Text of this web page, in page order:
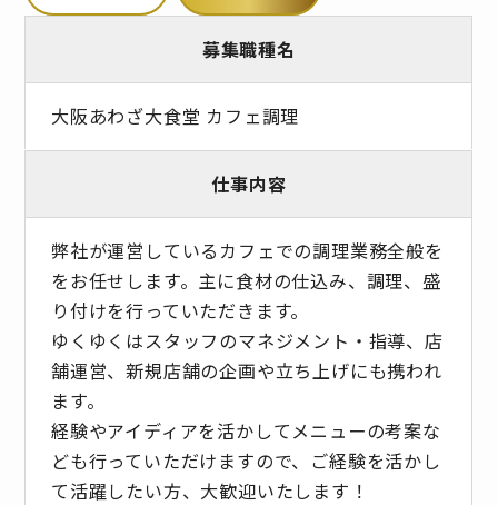
募集職種名
大阪あわざ大食堂 カフェ調理
仕事内容
弊社が運営しているカフェでの調理業務全般を
をお任せします。主に食材の仕込み、調理、盛
り付けを行っていただきます。
ゆくゆくはスタッフのマネジメント・指導、店
舗運営、新規店舗の企画や立ち上げにも携われ
ます。
経験やアイディアを活かしてメニューの考案な
ども行っていただけますので、ご経験を活かし
て活躍したい方、大歓迎いたします！